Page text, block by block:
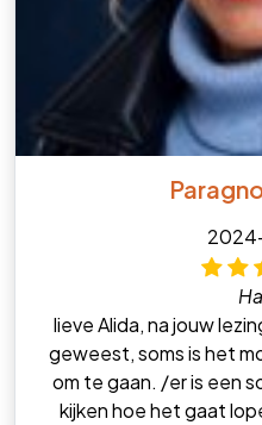
lieve Alida, na jouw
geweest, soms is het
om te gaan. /er is een
kijken hoe het gaat